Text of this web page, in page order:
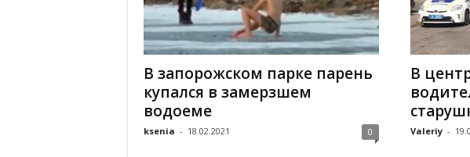
В запорожском парке парень
купался в замерзшем
водоеме
ksenia - 18.02.2021 0
В
Valeriy -